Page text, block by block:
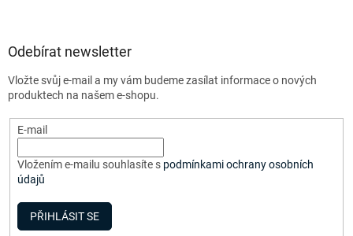
Odebírat newsletter
Vložte svůj e-mail a my vám budeme zasílat informace o nových
produktech na našem e-shopu.
E-mail
Vložením e-mailu souhlasíte s podmínkami ochrany osobních
údajů
PŘIHLÁSIT SE